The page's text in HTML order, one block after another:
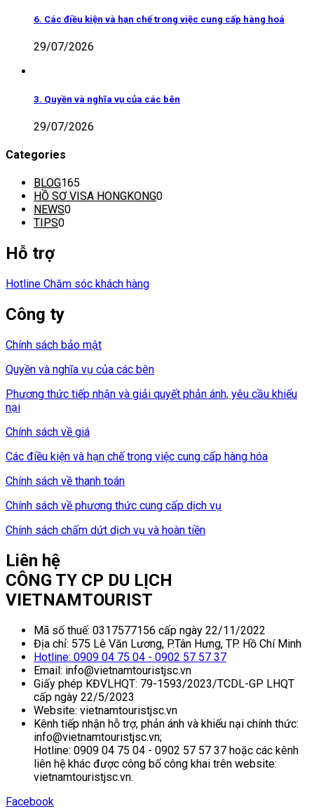
6. Các điều kiện và hạn chế trong việc cung cấp hàng hoá
29/07/2026
3. Quyền và nghĩa vụ của các bên
29/07/2026
Categories
BLOG165
HỒ SƠ VISA HONGKONG0
NEWS0
TIPS0
Hỗ trợ
Hotline Chăm sóc khách hàng
Công ty
Chính sách bảo mật
Quyền và nghĩa vụ của các bên
Phương thức tiếp nhận và giải quyết phản ánh, yêu cầu khiếu
nại
Chính sách về giá
Các điều kiện và hạn chế trong việc cung cấp hàng hóa
Chính sách về thanh toán
Chính sách về phương thức cung cấp dịch vụ
Chính sách chấm dứt dịch vụ và hoàn tiền
Liên hệ
CÔNG TY CP DU LỊCH
VIETNAMTOURIST
Mã số thuế: 0317577156 cấp ngày 22/11/2022
Địa chỉ: 575 Lê Văn Lương, P.Tân Hưng, TP. Hồ Chí Minh
Hotline: 0909 04 75 04 - 0902 57 57 37
Email: info@vietnamtouristjsc.vn
Giấy phép KĐVLHQT: 79-1593/2023/TCDL-GP LHQT
cấp ngày 22/5/2023
Website: vietnamtouristjsc.vn
Kênh tiếp nhận hỗ trợ, phản ánh và khiếu nại chính thức:
info@vietnamtouristjsc.vn;
Hotline: 0909 04 75 04 - 0902 57 57 37 hoặc các kênh
liên hệ khác được công bố công khai trên website:
vietnamtouristjsc.vn.
Facebook